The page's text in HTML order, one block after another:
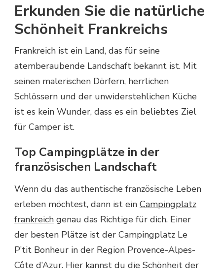
Erkunden Sie die natürliche
Schönheit Frankreichs
Frankreich ist ein Land, das für seine
atemberaubende Landschaft bekannt ist. Mit
seinen malerischen Dörfern, herrlichen
Schlössern und der unwiderstehlichen Küche
ist es kein Wunder, dass es ein beliebtes Ziel
für Camper ist.
Top Campingplätze in der
französischen Landschaft
Wenn du das authentische französische Leben
erleben möchtest, dann ist ein Campingplatz
frankreich genau das Richtige für dich. Einer
der besten Plätze ist der Campingplatz Le
P’tit Bonheur in der Region Provence-Alpes-
Côte d’Azur. Hier kannst du die Schönheit der